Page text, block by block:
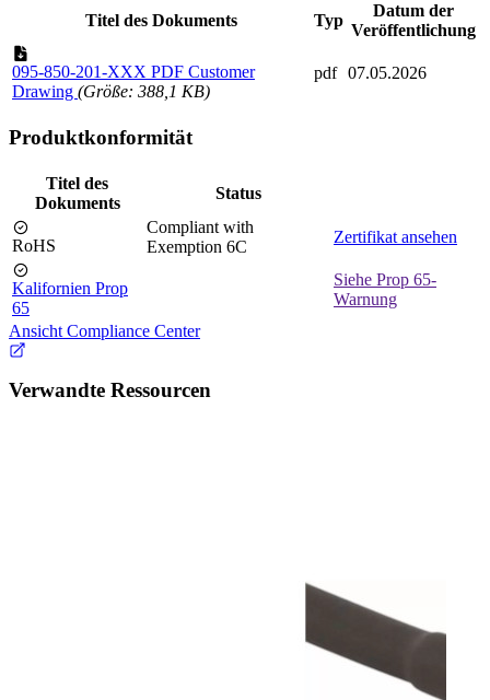
Titel des Dokuments Typ
Datum der
Veröffentlichung
095-850-201-XXX PDF Customer
Drawing (Größe: 388,1 KB)
pdf 07.05.2026
Produktkonformität
Titel des
Dokuments
Status
RoHS
Compliant with
Exemption 6C
Zertifikat ansehen
Kalifornien Prop
65
Siehe Prop 65-
Warnung
Ansicht Compliance Center
Verwandte Ressourcen